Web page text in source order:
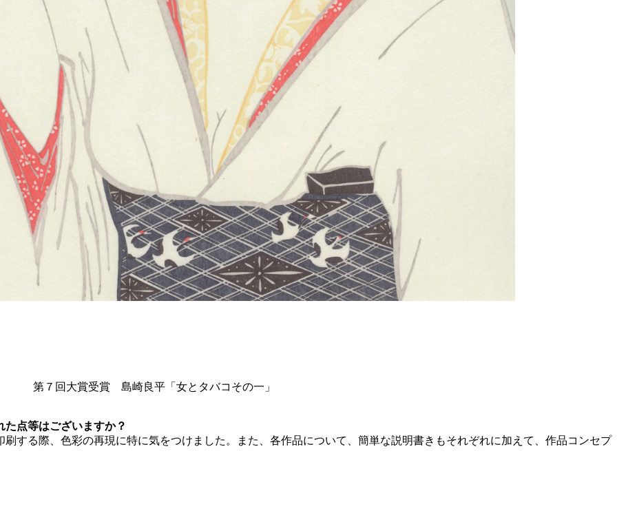
第７回大賞受賞 島崎良平「女とタバコその一」
点等はございますか？
する際、色彩の再現に特に気をつけました。また、各作品について、簡単な説明書きもそれぞれに加えて、作品コンセプ